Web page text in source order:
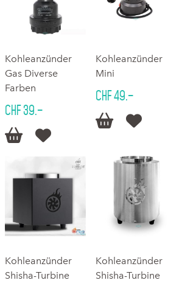
Kohleanzünder
Gas Diverse
Farben
CHF 39.–
 
Kohleanzünder
Mini
CHF 49.–
 
Kohleanzünder
Shisha-Turbine
Kohleanzünder
Shisha-Turbine